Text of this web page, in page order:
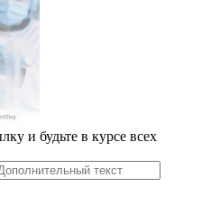
и будьте в курсе всех